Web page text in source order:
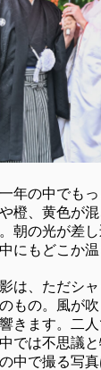
年の中でも
橙、黄色が
朝の光が差
にもどこか
は、ただシ
もの。風が
きます。二
では不思議
中で撮る写